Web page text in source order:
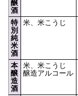
醸
酒
特
別
純
米
酒
米、米こうじ
本
醸
造
酒
米、米こうじ
醸造アルコール